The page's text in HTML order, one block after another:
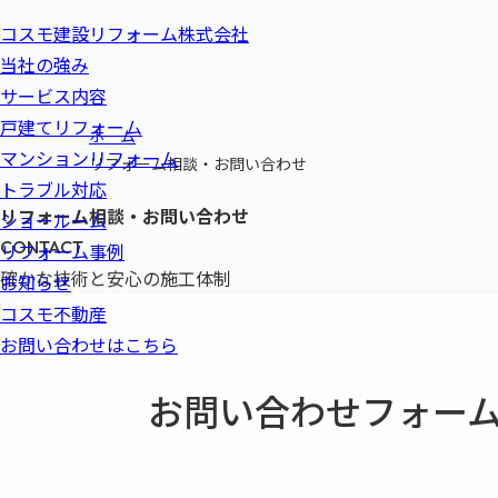
コスモ建設リフォーム株式会社
当社の強み
サービス内容
戸建てリフォーム
マンションリフォーム
トラブル対応
ショールーム
リフォーム事例
お知らせ
コスモ不動産
お問い合わせはこちら
ホーム
リフォーム相談・お問い合わせ
リフォーム相談・ お問い合わせ
CONTACT
確かな技術と安心の施工体制
お問い合わせフォー